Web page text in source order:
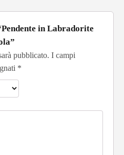
in Labradorite
pubblicato. I campi
*